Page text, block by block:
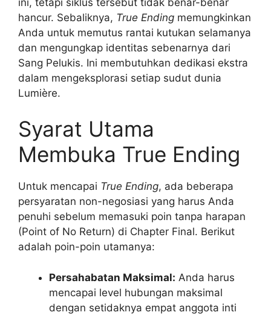
hancur. Sebaliknya, True Ending memungkinkan
Anda untuk memutus rantai kutukan selamanya
dan mengungkap identitas sebenarnya dari
Sang Pelukis. Ini membutuhkan dedikasi ekstra
dalam mengeksplorasi setiap sudut dunia
Lumière.
Syarat Utama
Membuka True Ending
Untuk mencapai True Ending, ada beberapa
persyaratan non-negosiasi yang harus Anda
penuhi sebelum memasuki poin tanpa harapan
(Point of No Return) di Chapter Final. Berikut
adalah poin-poin utamanya:
Persahabatan Maksimal: Anda harus
mencapai level hubungan maksimal
dengan setidaknya empat anggota inti